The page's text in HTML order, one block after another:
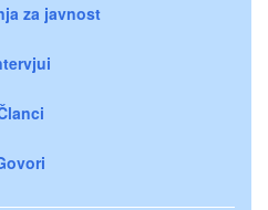
za javnost